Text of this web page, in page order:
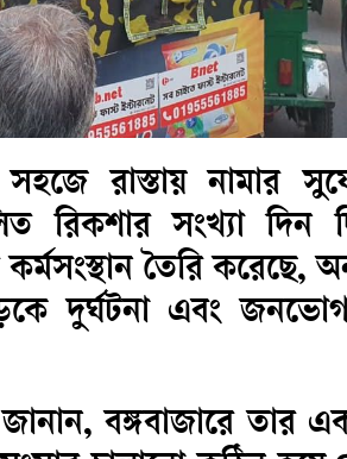
রাস্তায় নামার
রিকশার সংখ্যা দিন
তৈরি করেছে,
দুর্ঘটনা এবং
বঙ্গবাজারে তার